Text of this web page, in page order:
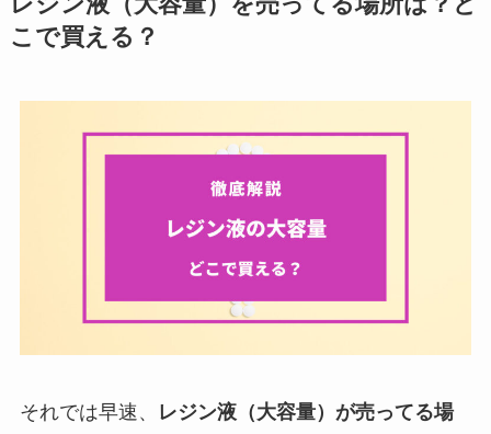
こで買える？
それでは早速、
レジン液（大容量）が売ってる場